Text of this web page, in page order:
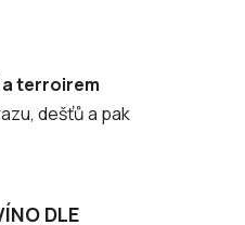
terroirem
dešťů a pak
DLE